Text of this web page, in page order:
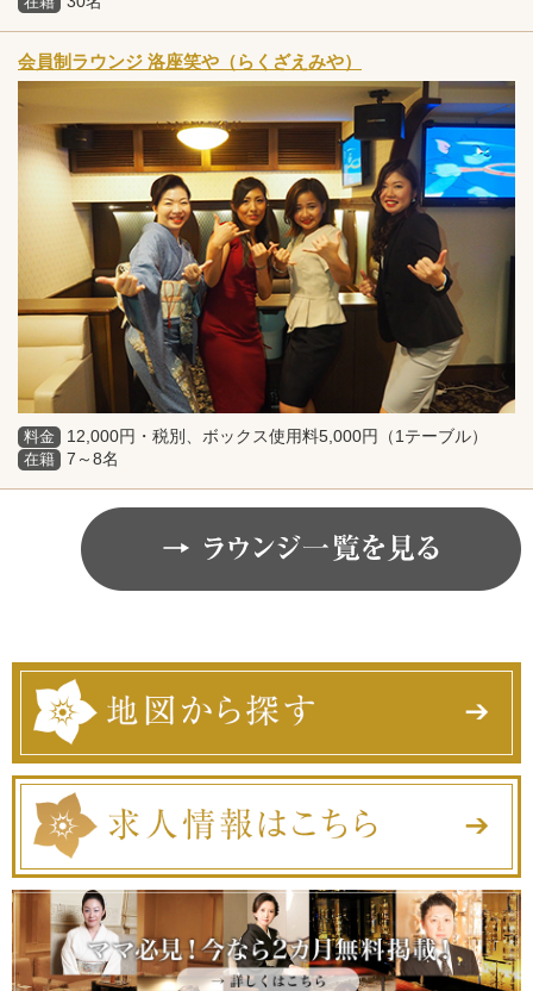
会員制ラウンジ 洛座笑や（らくざえみや）
料金 12,000円・税別、ボックス使用料5,000円（1テーブル）
在籍 7～8名